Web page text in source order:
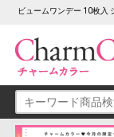
ビュームワンデー 10枚入